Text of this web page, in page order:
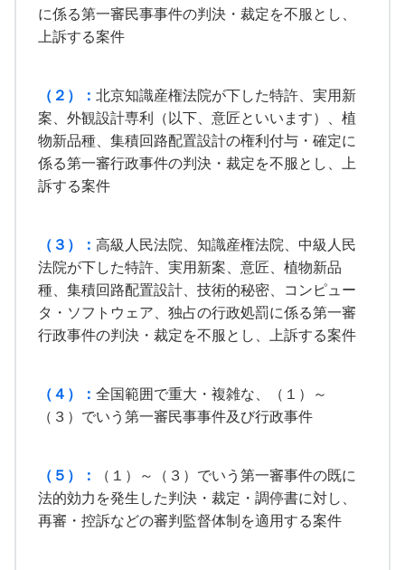
に係る第一審民事事件の判決・裁定を不服とし、
上訴する案件
（２）： 北京知識産権法院が下した特許、実用新
案、外観設計専利（以下、意匠といいます）、植
物新品種、集積回路配置設計の権利付与・確定に
係る第一審行政事件の判決・裁定を不服とし、上
訴する案件
（３）： 高級人民法院、知識産権法院、中級人民
法院が下した特許、実用新案、意匠、植物新品
種、集積回路配置設計、技術的秘密、コンピュー
タ・ソフトウェア、独占の行政処罰に係る第一審
行政事件の判決・裁定を不服とし、上訴する案件
（４）： 全国範囲で重大・複雑な、（１）～
（３）でいう第一審民事事件及び行政事件
（５）：
（１）～（３）でいう第一審事件の既に
法的効力を発生した判決・裁定・調停書に対し、
再審・控訴などの審判監督体制を適用する案件